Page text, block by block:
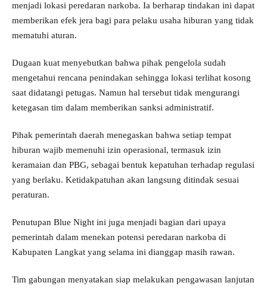
menjadi lokasi peredaran narkoba. Ia berharap tindakan ini dapat
memberikan efek jera bagi para pelaku usaha hiburan yang tidak
mematuhi aturan.
Dugaan kuat menyebutkan bahwa pihak pengelola sudah
mengetahui rencana penindakan sehingga lokasi terlihat kosong
saat didatangi petugas. Namun hal tersebut tidak mengurangi
ketegasan tim dalam memberikan sanksi administratif.
Pihak pemerintah daerah menegaskan bahwa setiap tempat
hiburan wajib memenuhi izin operasional, termasuk izin
keramaian dan PBG, sebagai bentuk kepatuhan terhadap regulasi
yang berlaku. Ketidakpatuhan akan langsung ditindak sesuai
peraturan.
Penutupan Blue Night ini juga menjadi bagian dari upaya
pemerintah dalam menekan potensi peredaran narkoba di
Kabupaten Langkat yang selama ini dianggap masih rawan.
Tim gabungan menyatakan siap melakukan pengawasan lanjutan